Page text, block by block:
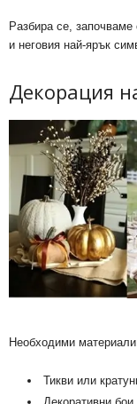
Разбира се, започваме
и неговия най-ярък
Декорация
Необходими
Тикви или